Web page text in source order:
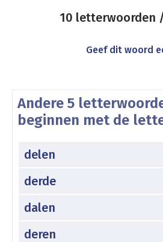
10 letterwoorden
Geef dit woord
Andere 5
beginnen met de
delen
derde
dalen
deren